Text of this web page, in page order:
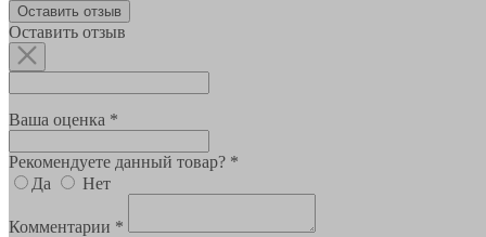
Оставить отзыв
Оставить отзыв
Ваша оценка *
Рекомендуете данный товар? *
Да
Нет
Комментарии *